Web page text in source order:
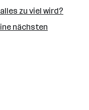
zu viel wird?
nächsten